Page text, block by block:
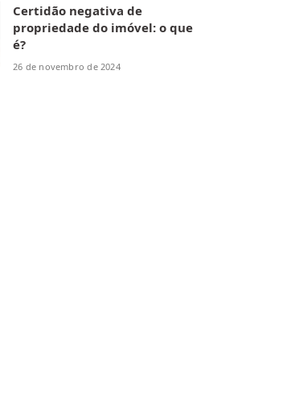
Certidão negativa de
propriedade do imóvel: o que
é?
26 de novembro de 2024